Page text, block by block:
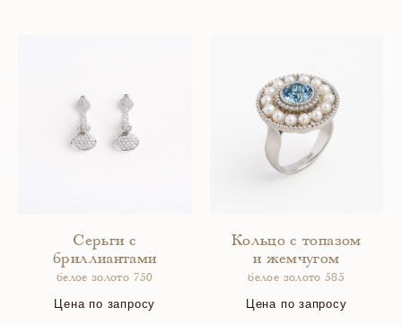
Серьги с
бриллиантами
белое золото 750
Цена по запросу
Кольцо с топазом
и жемчугом
белое золото 585
Цена по запросу